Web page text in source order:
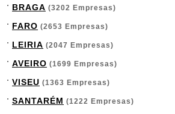
BRAGA (3202 Empresas)
FARO (2653 Empresas)
LEIRIA (2047 Empresas)
AVEIRO (1699 Empresas)
VISEU (1363 Empresas)
SANTARÉM (1222 Empresas)